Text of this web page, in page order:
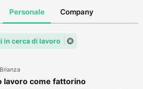
Personale Company
in cerca di lavoro
lavoro come fattorino